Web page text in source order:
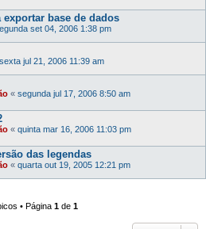
base de dados
set 04, 2006 1:38 pm
sexta jul 21, 2006 11:39 am
« segunda jul 17, 2006 8:50 am
« quinta mar 16, 2006 11:03 pm
das legendas
« quarta out 19, 2005 12:21 pm
• Página 1 de 1